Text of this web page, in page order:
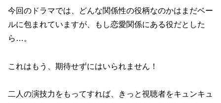
今回のドラマでは、どんな関係性の役柄なのかはまだベー
ルに包まれていますが、もし恋愛関係にある役だとした
ら…。
これはもう、期待せずにはいられません！
二人の演技力をもってすれば、きっと視聴者をキュンキュ